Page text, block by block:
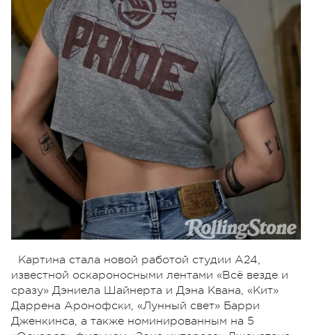
Картина стала новой работой студии А24,
известной оскароносными лентами «Всё везде и
сразу» Дэниела Шайнерта и Дэна Квана, «Кит»
Даррена Аронофски, «Лунный свет» Барри
Дженкинса, а также номинированным на 5